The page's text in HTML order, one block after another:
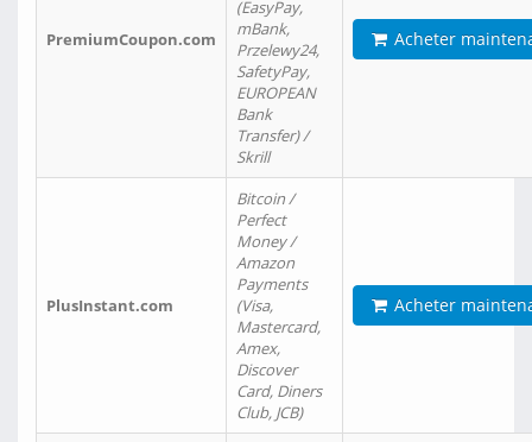
PremiumCoupon.com
(EasyPay,
mBank,
Przelewy24,
SafetyPay,
EUROPEAN
Bank
Transfer) /
Skrill
Acheter
PlusInstant.com
Bitcoin /
Perfect
Money /
Amazon
Payments
(Visa,
Mastercard,
Amex,
Discover
Card, Diners
Club, JCB)
Acheter